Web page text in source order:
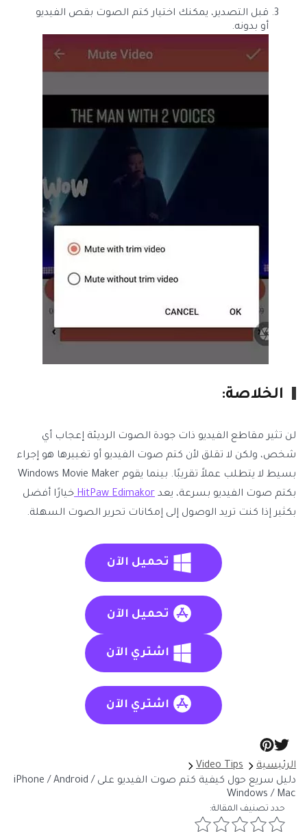
قبل التصدير، يمكنك اختيار كتم الصوت بقص الفيديو
أو بدونه.
الخلاصة:
لن تثير مقاطع الفيديو ذات جودة الصوت الرديئة إعجاب أي
شخص، ولكن لا تقلق لأن كتم صوت الفيديو أو تغييرها هو إجراء
بسيط لا يتطلب عملاً تقريبًا. بينما يقوم Windows Movie Maker
بكتم صوت الفيديو بسرعة، يعد HitPaw Edimakor خيارًا أفضل
بكثير إذا كنت تريد الوصول إلى إمكانات تحرير الصوت السهلة.
تحميل الآن
تحميل الآن
اشتري الآن
اشتري الآن
الرئيسية
Video Tips
دليل سريع حول كيفية كتم صوت الفيديو على iPhone / Android /
Windows / Mac
حدد تصنيف المقالة: